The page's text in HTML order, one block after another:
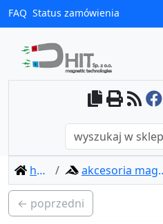
FAQ Status zamówienia
home akcesoria magnetyczne
← poprzedni